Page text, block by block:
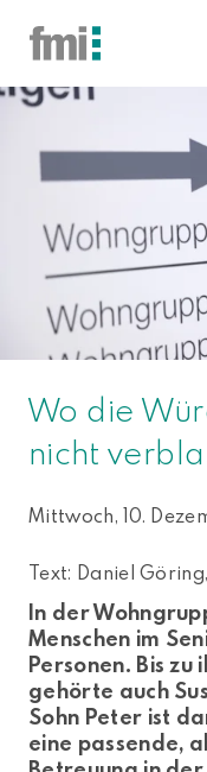
Wo die
nicht
Mittwoch, 10.
Text: Daniel
In der
Menschen im
Personen. Bis zu
gehörte auch
Sohn Peter ist
eine passende,